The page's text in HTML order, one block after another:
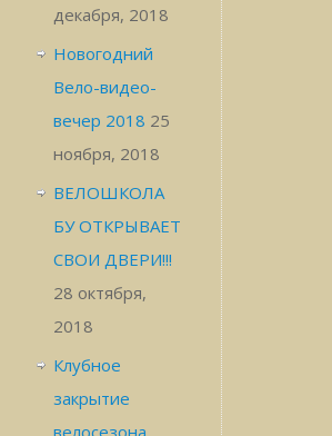
декабря, 2018
Новогодний
Вело-видео-
вечер 2018 25
ноября, 2018
ВЕЛОШКОЛА
БУ ОТКРЫВАЕТ
СВОИ ДВЕРИ!!!
28 октября,
2018
Клубное
закрытие
велосезона